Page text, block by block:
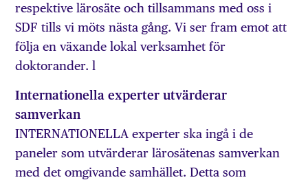
respektive lärosäte och tillsammans med oss i
SDF tills vi möts nästa gång. Vi ser fram emot att
följa en växande lokal verksamhet för
doktorander. l
Internationella experter utvärderar
samverkan
INTERNATIONELLA experter ska ingå i de
paneler som utvärderar lärosätenas samverkan
med det omgivande samhället. Detta som